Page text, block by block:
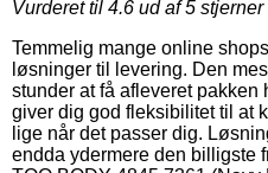
Vurderet til 4.6 ud af 5 stjerner
Temmelig mange online
løsninger til levering. Den
stunder at få afleveret pakken
giver dig god fleksibilitet til at
lige når det passer dig.
endda ydermere den billigste